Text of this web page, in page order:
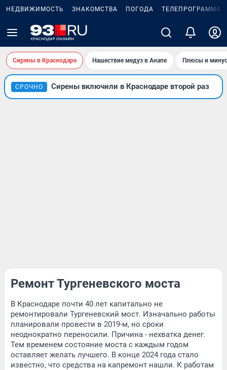
НЕДВИЖИМОСТЬ ЗНАКОМСТВА ПОГОДА ТЕЛЕПРОГРАММА
Сирены в Краснодаре Нашествие медуз в Анапе Плюсы и
СРОЧНО Сирены включили в Краснодаре второй раз
Ремонт Тургеневского моста
В Краснодаре почти 40 лет капитально не
ремонтировали Тургеневский мост. Изначально работы
планировали провести в 2019-м, но сроки
неоднократно переносили. Причина - нехватка денег.
Тем временем состояние моста с каждым годом
оставляет желать лучшего. В конце 2024 года стало
известно, что средства на капремонт нашли. К работам